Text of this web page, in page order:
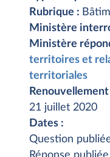
Rubrique :
Ministère
Ministère
territoires et
territoriales
Renouvellement
21 juillet 2020
Dates :
Question